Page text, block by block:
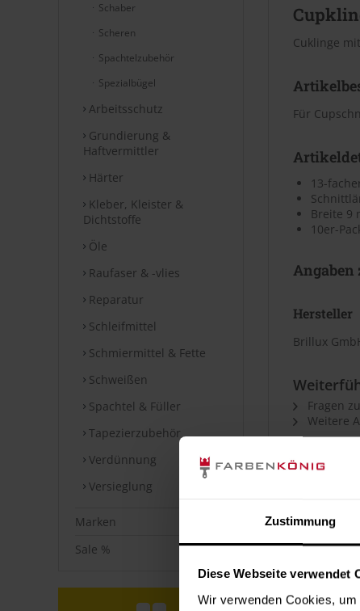
Zustimmung
Diese Webseite verwendet
Wir verwenden Cookies,
Schaber
Scheren
Spachtelzubehör
Spezialbügel
Arbeitsschutz
Grundierung &
Haftvermittler
Härter
Kleber, Kleister &
Dichtstoffe
Öle
Raufaser & -vlies
Reparatur
Schleifmittel
Schmiermittel & Fette
Schweißen
Spachtel & Füller
Tapezierzubehör
Verdünnung
Versieglung
Marken
Sale %
Cuklinge
Für
13-
Breite 9
10er-
Hersteller
Brillux
Fragen
Weitere
Kunden